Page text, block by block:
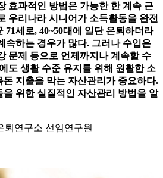
효과적인 방법은 가능한 한 계속 근
우리나라 시니어가 소득활동을 완전
71세로, 40~50대에 일단 은퇴하더라
속하는 경우가 많다. 그러나 수입은
문제 등으로 언제까지나 계속할 수
도 생활 수준 유지를 위해 원활한 소
지출을 막는 자산관리가 중요하다.
위한 실질적인 자산관리 방법을 알
퇴연구소 선임연구원